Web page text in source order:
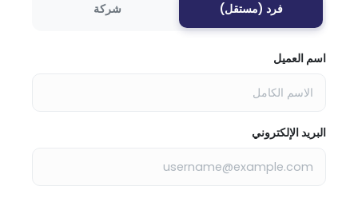
فرد (مستقل) شركة
اسم العميل
البريد الإلكتروني